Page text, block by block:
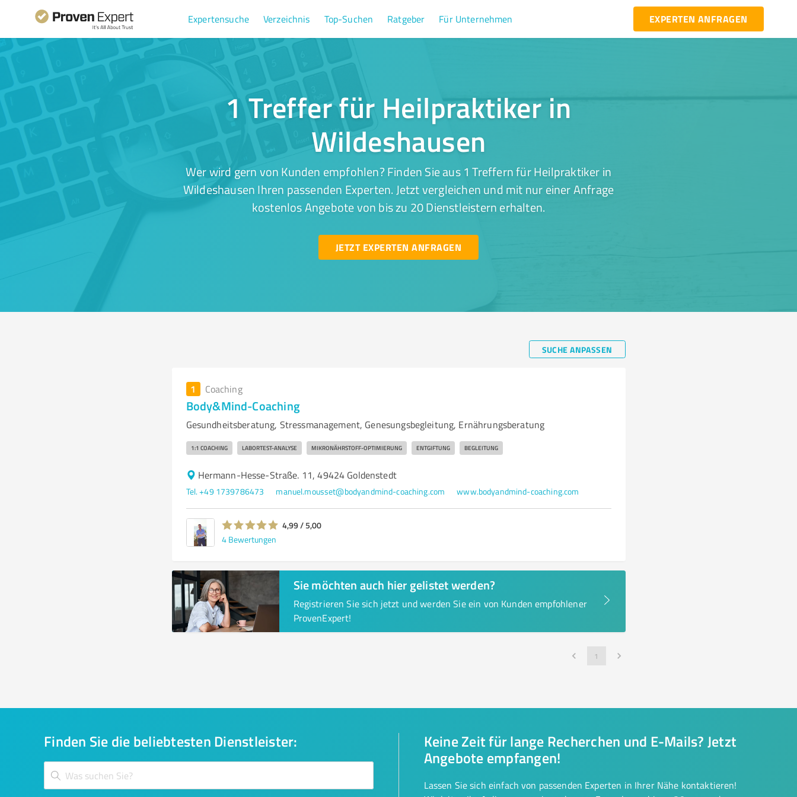
Expertensuche Verzeichnis Top-Suchen Ratgeber Für Unternehmen EXPERTEN ANFRAGEN
1 Treffer für Heilpraktiker in
Wildeshausen
Wer wird gern von Kunden empfohlen? Finden Sie aus 1 Treffern für Heilpraktiker in
Wildeshausen Ihren passenden Experten. Jetzt vergleichen und mit nur einer Anfrage
kostenlos Angebote von bis zu 20 Dienstleistern erhalten.
JETZT EXPERTEN ANFRAGEN
SUCHE ANPASSEN
1 Coaching
Body&Mind-Coaching
Gesundheitsberatung, Stressmanagement, Genesungsbegleitung, Ernährungsberatung
1:1 COACHING LABORTEST-ANALYSE MIKRONÄHRSTOFF-OPTIMIERUNG ENTGIFTUNG BEGLEITUNG
Hermann-Hesse-Straße. 11, 49424 Goldenstedt
Tel. +49 1739786473 manuel.mousset@bodyandmind-coaching.com www.bodyandmind-coaching.com
4,99 / 5,00
4 Bewertungen
Sie möchten auch hier gelistet werden?
Registrieren Sie sich jetzt und werden Sie ein von Kunden empfohlener
ProvenExpert!
1
Finden Sie die beliebtesten Dienstleister:
Keine Zeit für lange Recherchen und E-Mails? Jetzt
Angebote empfangen!
Lassen Sie sich einfach von passenden Experten in Ihrer Nähe kontaktieren!